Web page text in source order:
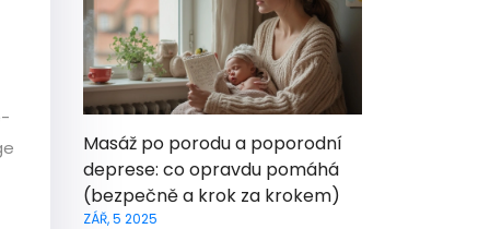
Masáž po porodu a poporodní
deprese: co opravdu pomáhá
(bezpečně a krok za krokem)
ZÁŘ, 5 2025